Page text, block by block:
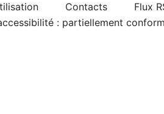
Contacts
Flux
: partiellement